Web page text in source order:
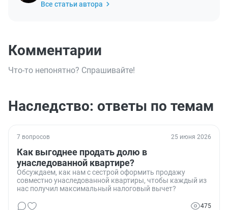
Все статьи автора
Комментарии
Что-то непонятно? Спрашивайте!
Наследство: ответы по темам
7 вопросов 25 июня 2026
Как выгоднее продать долю в
унаследованной квартире?
Обсуждаем, как нам с сестрой оформить продажу
совместно унаследованной квартиры, чтобы каждый из
нас получил максимальный налоговый вычет?
475